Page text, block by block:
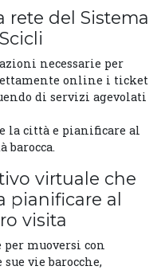
rete del Sistema
necessarie per
online i ticket
di servizi agevolati
la città e pianificare al
barocca.
virtuale che
pianificare al
visita
muoversi con
vie barocche,